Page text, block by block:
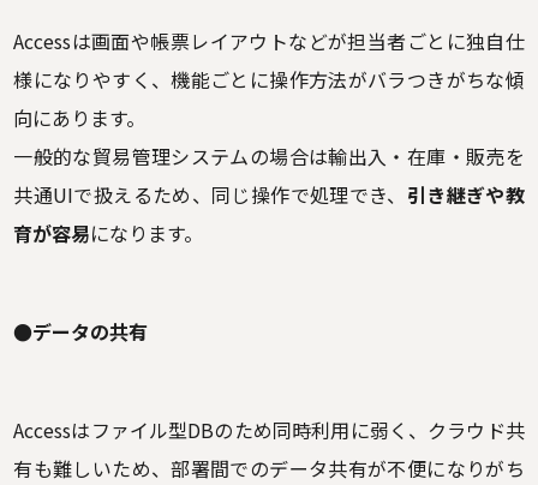
Accessは画面や帳票レイアウトなどが担当者ごとに独自仕
様になりやすく、機能ごとに操作方法がバラつきがちな傾
向にあります。
一般的な貿易管理システムの場合は輸出入・在庫・販売を
共通UIで扱えるため、同じ操作で処理でき、 引き継ぎや教
育が容易になります。
●データの共有
Accessはファイル型DBのため同時利用に弱く、クラウド共
有も難しいため、部署間でのデータ共有が不便になりがち